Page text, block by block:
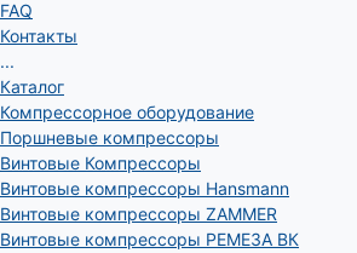
FAQ
Контакты
...
Каталог
Компрессорное оборудование
Поршневые компрессоры
Винтовые Компрессоры
Винтовые компрессоры Hansmann
Винтовые компрессоры ZAMMER
Винтовые компрессоры РЕМЕЗА ВК